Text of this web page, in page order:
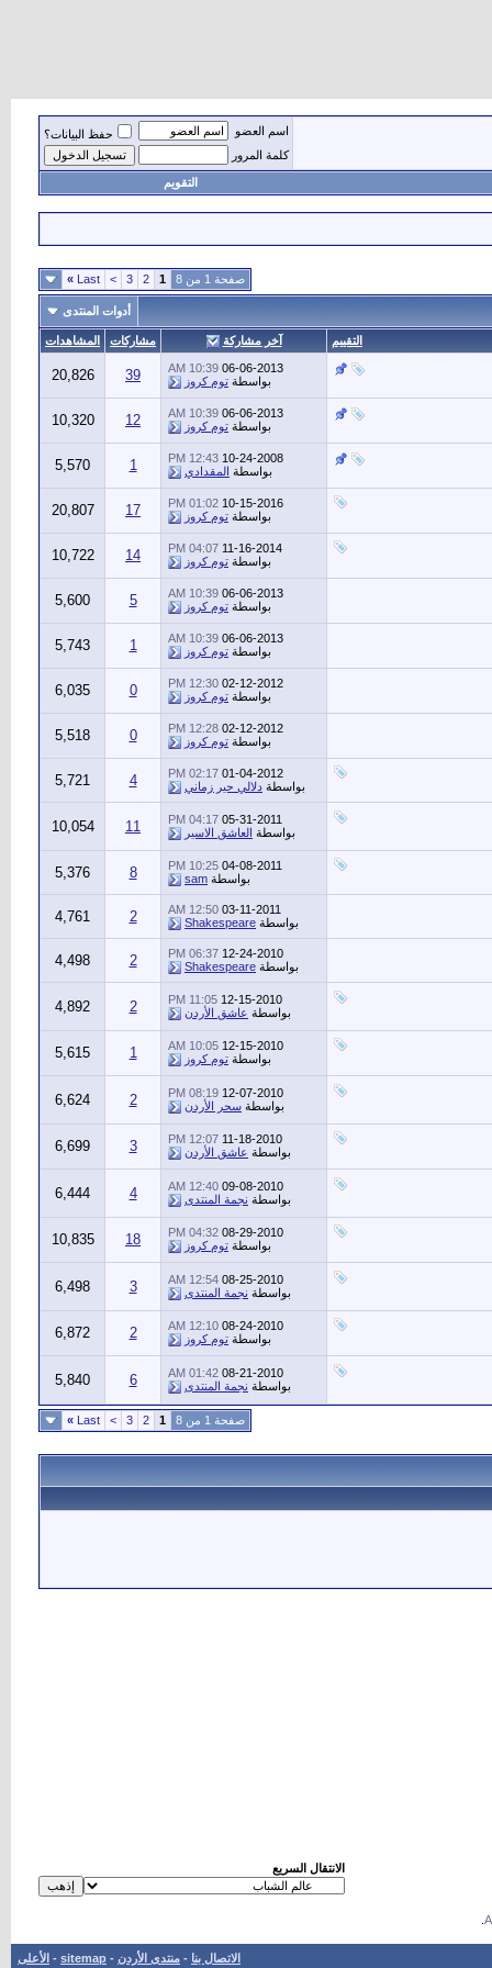
اسم العضو
حفظ البيانات؟
كلمة المرور
التقويم
صفحة 1 من 8 1
2
3
>
Last
»
أدوات المنتدى
التقييم آخر مشاركة مشاركات المشاهدات
06-06-2013
10:39 AM
بواسطة توم كروز 39
20,826
06-06-2013
10:39 AM
بواسطة توم كروز 12
10,320
10-24-2008
12:43 PM
بواسطة المقدادي 1
5,570
10-15-2016
01:02 PM
بواسطة توم كروز 17
20,807
11-16-2014
04:07 PM
بواسطة توم كروز 14
10,722
06-06-2013
10:39 AM
بواسطة توم كروز 5
5,600
06-06-2013
10:39 AM
بواسطة توم كروز 1
5,743
02-12-2012
12:30 PM
بواسطة توم كروز 0
6,035
02-12-2012
12:28 PM
بواسطة توم كروز 0
5,518
01-04-2012
02:17 PM
بواسطة دلالي حير زماني 4
5,721
05-31-2011
04:17 PM
بواسطة العاشق الاسير 11
10,054
04-08-2011
10:25 PM
بواسطة sam
8
5,376
03-11-2011
12:50 AM
بواسطة Shakespeare
2
4,761
12-24-2010
06:37 PM
بواسطة Shakespeare
2
4,498
12-15-2010
11:05 PM
بواسطة عاشق الأردن 2
4,892
12-15-2010
10:05 AM
بواسطة توم كروز 1
5,615
12-07-2010
08:19 PM
بواسطة سحر الأردن 2
6,624
11-18-2010
12:07 PM
بواسطة عاشق الأردن 3
6,699
09-08-2010
12:40 AM
بواسطة نجمة المنتدى 4
6,444
08-29-2010
04:32 PM
بواسطة توم كروز 18
10,835
08-25-2010
12:54 AM
بواسطة نجمة المنتدى 3
6,498
08-24-2010
12:10 AM
بواسطة توم كروز 2
6,872
08-21-2010
01:42 AM
بواسطة نجمة المنتدى 6
5,840
صفحة 1 من 8 1
2
3
>
Last
»
الانتقال السريع
الاتصال بنا - منتدى الأردن -
sitemap
- الأعلى